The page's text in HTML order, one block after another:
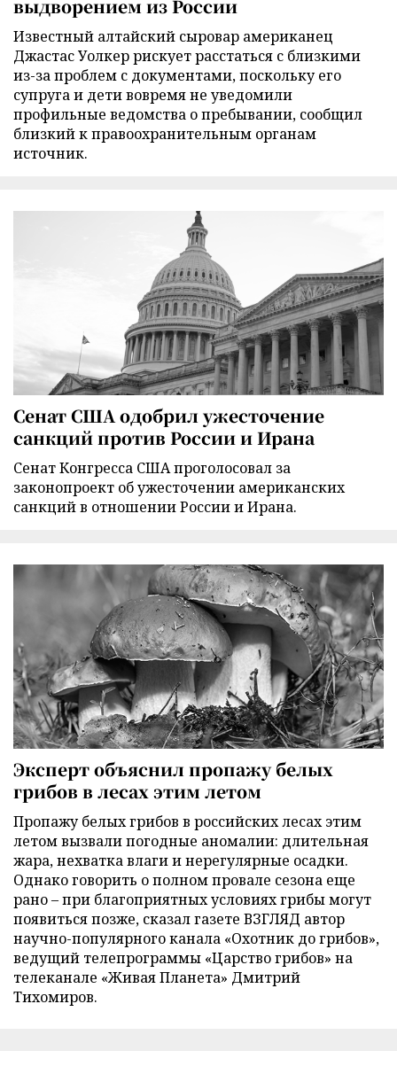
выдворением из России
Известный алтайский сыровар американец
Джастас Уолкер рискует расстаться с близкими
из-за проблем с документами, поскольку его
супруга и дети вовремя не уведомили
профильные ведомства о пребывании, сообщил
близкий к правоохранительным органам
источник.
Сенат США одобрил ужесточение
санкций против России и Ирана
Сенат Конгресса США проголосовал за
законопроект об ужесточении американских
санкций в отношении России и Ирана.
Эксперт объяснил пропажу белых
грибов в лесах этим летом
Пропажу белых грибов в российских лесах этим
летом вызвали погодные аномалии: длительная
жара, нехватка влаги и нерегулярные осадки.
Однако говорить о полном провале сезона еще
рано – при благоприятных условиях грибы могут
появиться позже, сказал газете ВЗГЛЯД автор
научно-популярного канала «Охотник до грибов»,
ведущий телепрограммы «Царство грибов» на
телеканале «Живая Планета» Дмитрий
Тихомиров.